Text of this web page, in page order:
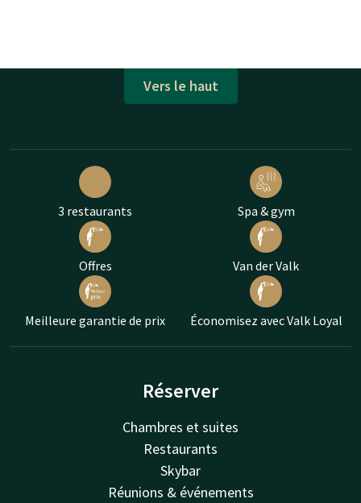
Vers le haut
3 restaurants Spa & gym
Offres Van der Valk
Meilleure garantie de prix Économisez avec Valk Loyal
Réserver
Chambres et suites
Restaurants
Skybar
Réunions & événements